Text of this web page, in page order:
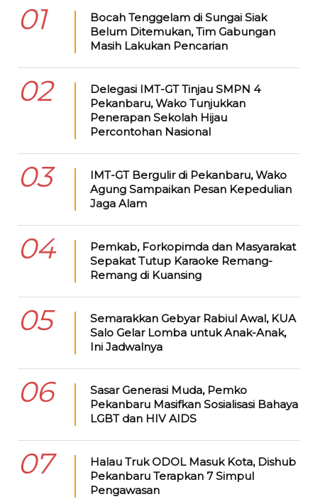
01
Bocah Tenggelam di Sungai Siak
Belum Ditemukan, Tim Gabungan
Masih Lakukan Pencarian
02
Delegasi IMT-GT Tinjau SMPN 4
Pekanbaru, Wako Tunjukkan
Penerapan Sekolah Hijau
Percontohan Nasional
03
IMT-GT Bergulir di Pekanbaru, Wako
Agung Sampaikan Pesan Kepedulian
Jaga Alam
04
Pemkab, Forkopimda dan Masyarakat
Sepakat Tutup Karaoke Remang-
Remang di Kuansing
05
Semarakkan Gebyar Rabiul Awal, KUA
Salo Gelar Lomba untuk Anak-Anak,
Ini Jadwalnya
06
Sasar Generasi Muda, Pemko
Pekanbaru Masifkan Sosialisasi Bahaya
LGBT dan HIV AIDS
07
Halau Truk ODOL Masuk Kota, Dishub
Pekanbaru Terapkan 7 Simpul
Pengawasan